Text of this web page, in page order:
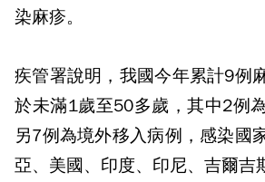
染麻疹。
疾管署說明，我國今年累計9例
於未滿1歲至50多歲，其中2例
另7例為境外移入病例，感染國
亞、美國、印度、印尼、吉爾吉